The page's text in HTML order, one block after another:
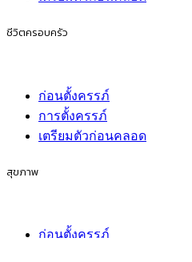
ชีวิตครอบครัว
ก่อนตั้งครรภ์
การตั้งครรภ์
เตรียมตัวก่อนคลอด
สุขภาพ
ก่อนตั้งครรภ์